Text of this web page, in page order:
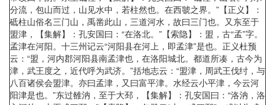
分流，包山而过，山见水中，若柱然也。在西虢之界。”【正义】：
砥柱山俗名三门山，禹凿此山，三道河水，故曰三门也。又东至于
盟津，【集解】：孔安国曰：“在洛北。”【索隐】：盟，古“孟”字。
孟津在河阳。十三州记云“河阳县在河上，即孟津”是也。正义杜预
云：“盟，河内郡河阳县南孟津也，在洛阳城北。都道所凑，古今为
津，武王度之，近代呼为武济。”括地志云：“盟津，周武王伐纣，与
八百诸侯会盟津。亦曰孟津，又曰富平津。水经云小平津，今云河
阳津是也。”东过雒汭，至于大邳，【集解】：孔安国曰：“洛汭，洛